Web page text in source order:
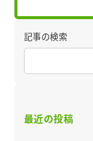
記事の検索
最近の投稿